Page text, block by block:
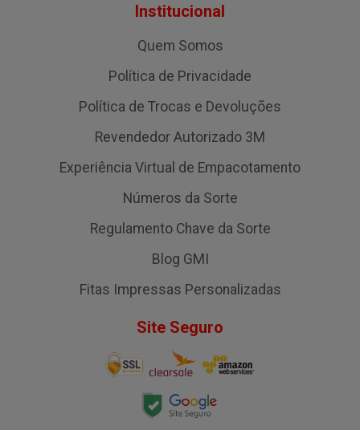
Institucional
Quem Somos
Política de Privacidade
Política de Trocas e Devoluções
Revendedor Autorizado 3M
Experiência Virtual de Empacotamento
Números da Sorte
Regulamento Chave da Sorte
Blog GMI
Fitas Impressas Personalizadas
Site Seguro